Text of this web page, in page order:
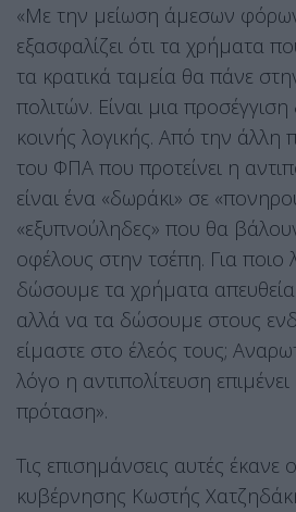
«Με την μείωση άμεσων
εξασφαλίζει ότι τα χρήματα
τα κρατικά ταμεία θα πάνε
πολιτών. Είναι μια προσέγγιση
κοινής λογικής. Από την άλλη
του ΦΠΑ που προτείνει η
είναι ένα «δωράκι» σε
«εξυπνούληδες» που θα
οφέλους στην τσέπη. Για
δώσουμε τα χρήματα
αλλά να τα δώσουμε στους
είμαστε στο έλεός τους;
λόγο η αντιπολίτευση
πρόταση».
Τις επισημάνσεις αυτές έκανε
κυβέρνησης Κωστής